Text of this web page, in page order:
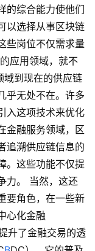
的综合能力使他们
以选择从事区块链
些岗位不仅需求量
应用领域，就不
域到现在的供应链
乎无处不在。许多
入这项技术来优化
金融服务领域，区
追溯供应链信息的
。这些功能不仅提
力。 当然，这还
要角色，在一些新
心化金融
升了金融交易的透